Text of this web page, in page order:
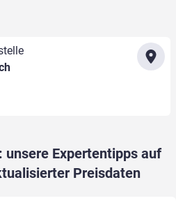
unsere Expertentipps auf
Preisdaten